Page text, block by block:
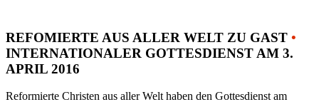
REFOMIERTE AUS ALLER WELT ZU GAST •
INTERNATIONALER GOTTESDIENST AM 3.
APRIL 2016
Reformierte Christen aus aller Welt haben den Gottesdienst am